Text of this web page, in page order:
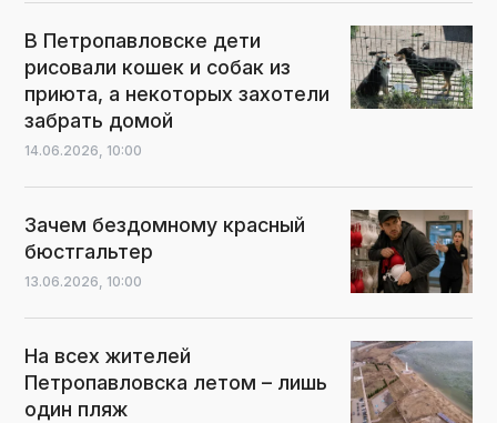
В Петропавловске дети
рисовали кошек и собак из
приюта, а некоторых захотели
забрать домой
14.06.2026, 10:00
Зачем бездомному красный
бюстгальтер
13.06.2026, 10:00
На всех жителей
Петропавловска летом – лишь
один пляж